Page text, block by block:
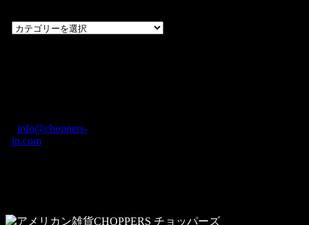
過
テ
ゴ
info@choppers-
jp.com